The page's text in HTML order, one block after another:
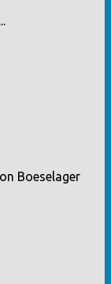
Boeselager